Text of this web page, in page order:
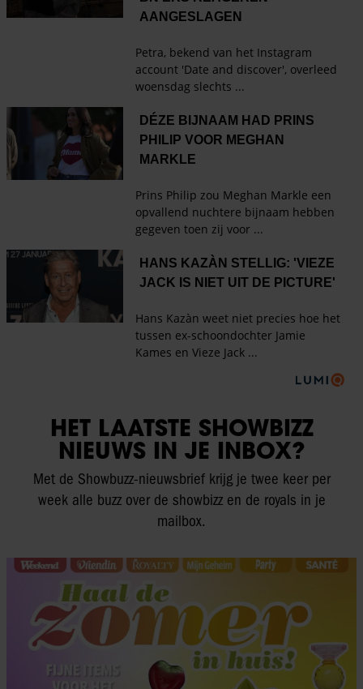
HET LAATSTE SHOWBIZZ
NIEUWS IN JE INBOX?
Met de Showbuzz-nieuwsbrief krijg je twee keer per
week alle buzz over de showbizz en de royals in je
mailbox.